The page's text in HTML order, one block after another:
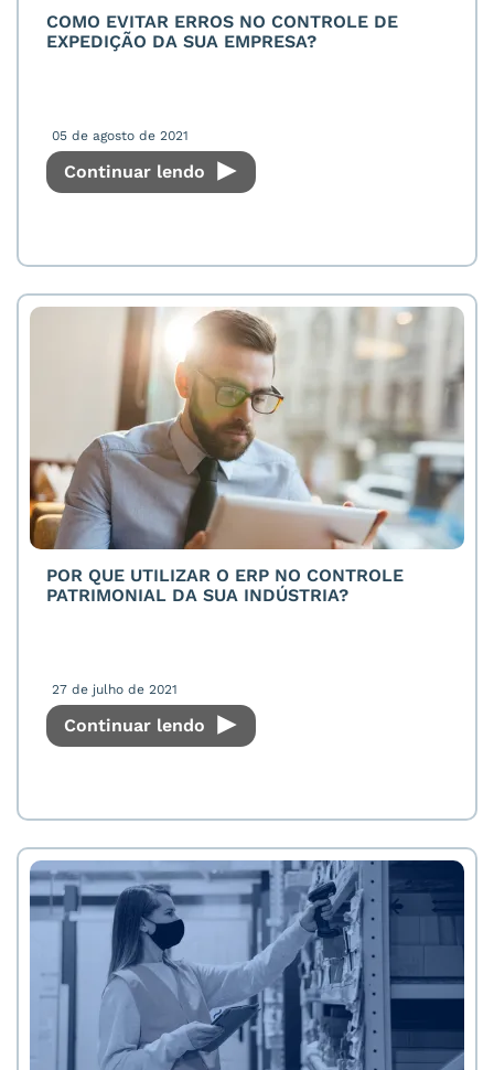
COMO EVITAR ERROS NO CONTROLE DE
EXPEDIÇÃO DA SUA EMPRESA?
05 de agosto de 2021
Continuar lendo
POR QUE UTILIZAR O ERP NO CONTROLE
PATRIMONIAL DA SUA INDÚSTRIA?
27 de julho de 2021
Continuar lendo